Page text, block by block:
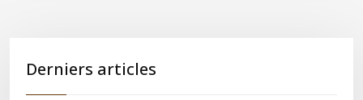
Derniers articles